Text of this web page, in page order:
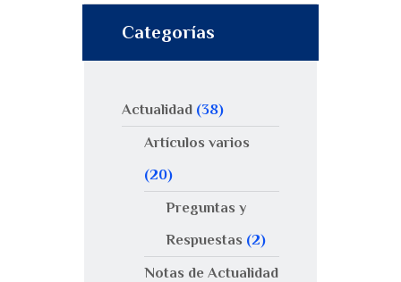
Categorías
Actualidad (38)
Artículos varios
(20)
Preguntas y
Respuestas (2)
Notas de Actualidad